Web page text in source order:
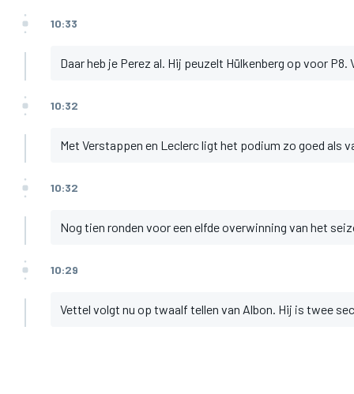
10:33
Daar heb je Perez al. Hij peuzelt Hülkenberg op voor
10:32
Met Verstappen en Leclerc ligt het podium zo goed
10:32
Nog tien ronden voor een elfde overwinning van het
10:29
Vettel volgt nu op twaalf tellen van Albon. Hij is twee